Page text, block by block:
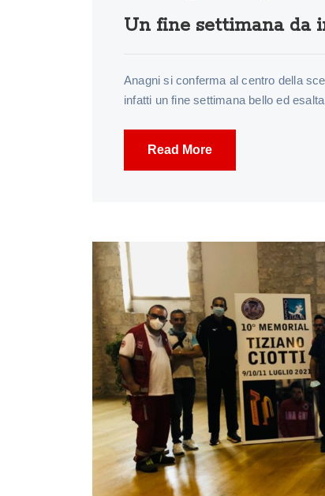
Un fine settimana da
Anagni si conferma al centro della
infatti un fine settimana bello ed
Read More